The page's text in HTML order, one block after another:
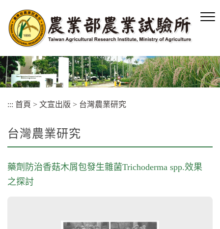
容
區
塊
::: 首頁 > 文宣出版 > 台灣農業研究
台灣農業研究
藥劑防治香菇木屑包發生雜菌Trichoderma spp.效果
之探討